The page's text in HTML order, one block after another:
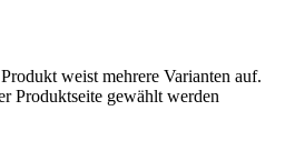
weist mehrere Varianten auf.
Produktseite gewählt werden